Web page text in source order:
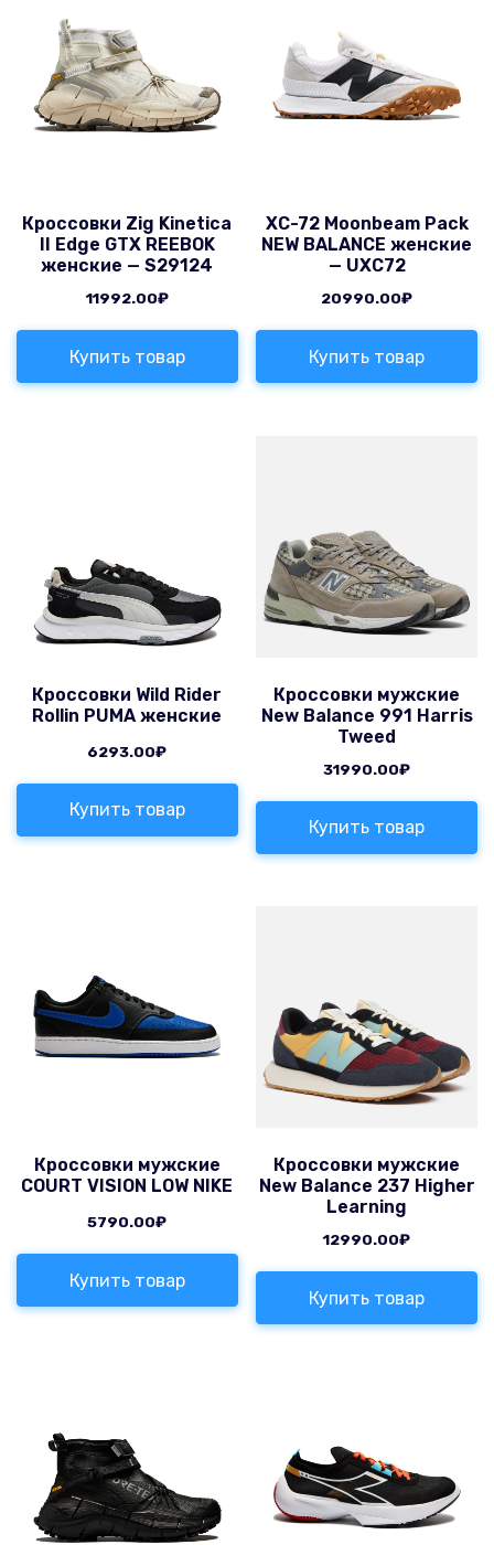
Кроссовки Zig Kinetica
II Edge GTX REEBOK
женские — S29124
11992.00₽
Купить товар
XC-72 Moonbeam Pack
NEW BALANCE женские
— UXC72
20990.00₽
Купить товар
Кроссовки Wild Rider
Rollin PUMA женские
6293.00₽
Купить товар
Кроссовки мужские
New Balance 991 Harris
Tweed
31990.00₽
Купить товар
Кроссовки мужские
COURT VISION LOW NIKE
5790.00₽
Купить товар
Кроссовки мужские
New Balance 237 Higher
Learning
12990.00₽
Купить товар